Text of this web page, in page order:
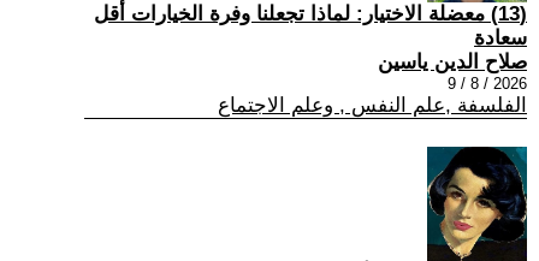
(13) معضلة الاختيار: لماذا تجعلنا وفرة الخيارات أقل
سعادة
صلاح الدين ياسين
2026 / 8 / 9
الفلسفة ,علم النفس , وعلم الاجتماع